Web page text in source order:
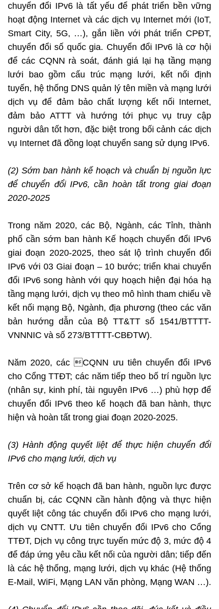
chuyển đổi IPv6 là tất yếu để phát triển bền vững
hoạt động Internet và các dịch vụ Internet mới (IoT,
Smart City, 5G, …), gắn liền với phát triển CPĐT,
chuyển đổi số quốc gia. Chuyển đổi IPv6 là cơ hội
để các CQNN rà soát, đánh giá lại hạ tầng mạng
lưới bao gồm cấu trúc mạng lưới, kết nối định
tuyến, hệ thống DNS quản lý tên miền và mạng lưới
dịch vụ để đảm bảo chất lượng kết nối Internet,
đảm bảo ATTT và hướng tới phục vụ truy cập
người dân tốt hơn, đặc biệt trong bối cảnh các dịch
vụ Internet đã đồng loạt chuyển sang sử dụng IPv6.
(2) Sớm ban hành kế hoạch và chuẩn bị nguồn lực
để chuyển đổi IPv6, cần hoàn tất trong giai đoạn
2020-2025
Trong năm 2020, các Bộ, Ngành, các Tỉnh, thành
phố cần sớm ban hành Kế hoạch chuyển đổi IPv6
giai đoạn 2020-2025, theo sát lộ trình chuyển đổi
IPv6 với 03 Giai đoạn – 10 bước; triển khai chuyển
đổi IPv6 song hành với quy hoạch hiện đại hóa hạ
tầng mạng lưới, dịch vụ theo mô hình tham chiếu về
kết nối mạng Bộ, Ngành, địa phương (theo các văn
bản hướng dẫn của Bộ TT&TT số 1541/BTTTT-
VNNNIC và số 273/BTTTT-CBĐTW).
Năm 2020, các CQNN ưu tiên chuyển đổi IPv6
cho Cổng TTĐT; các năm tiếp theo bố trí nguồn lực
(nhân sự, kinh phí, tài nguyên IPv6 …) phù hợp để
chuyển đổi IPv6 theo kế hoạch đã ban hành, thực
hiện và hoàn tất trong giai đoạn 2020-2025.
(3) Hành động quyết liệt để thực hiện chuyển đổi
IPv6 cho mạng lưới, dịch vụ
Trên cơ sở kế hoạch đã ban hành, nguồn lực được
chuẩn bị, các CQNN cần hành động và thực hiện
quyết liệt công tác chuyển đổi IPv6 cho mạng lưới,
dịch vụ CNTT. Ưu tiên chuyển đổi IPv6 cho Cổng
TTĐT, Dịch vụ công trực tuyến mức độ 3, mức độ 4
để đáp ứng yêu cầu kết nối của người dân; tiếp đến
là các hệ thống, mạng lưới, dịch vụ khác (Hệ thống
E-Mail, WiFi, Mạng LAN văn phòng, Mạng WAN …).